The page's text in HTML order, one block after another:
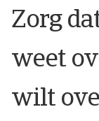
Zorg
weet
wilt